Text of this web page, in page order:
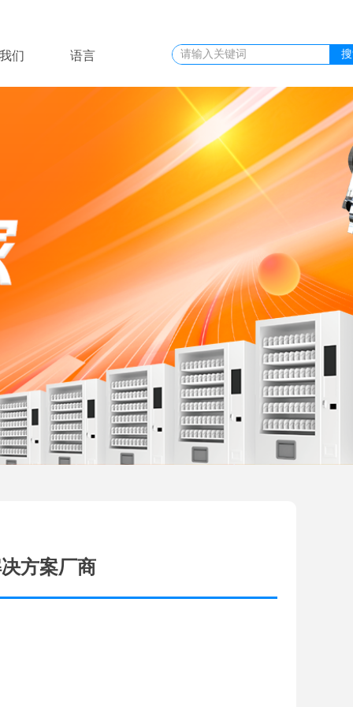
们 语言
方案厂商